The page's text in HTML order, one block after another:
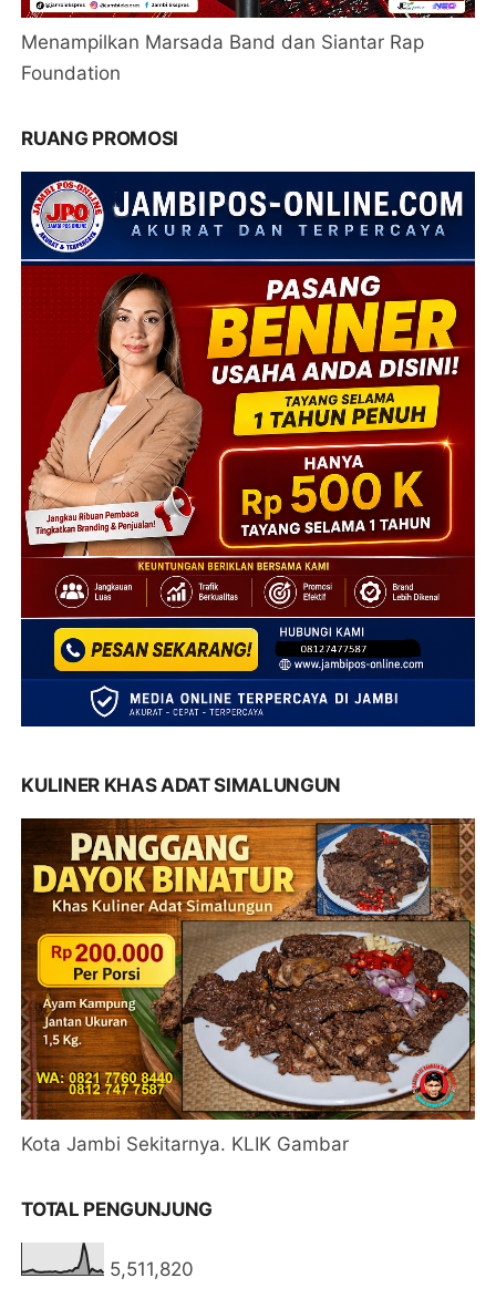
Menampilkan Marsada Band dan Siantar Rap
Foundation
RUANG PROMOSI
KULINER KHAS ADAT SIMALUNGUN
Kota Jambi Sekitarnya. KLIK Gambar
TOTAL PENGUNJUNG
5,511,820